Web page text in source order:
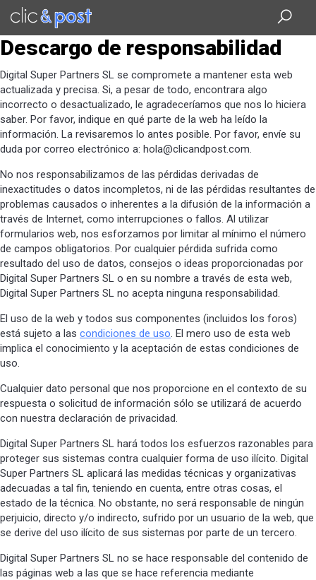
Saltar
contenido
principal
Descargo de responsabilidad
Digital Super Partners SL se compromete a mantener esta web
actualizada y precisa. Si, a pesar de todo, encontrara algo
incorrecto o desactualizado, le agradeceríamos que nos lo hiciera
saber. Por favor, indique en qué parte de la web ha leído la
información. La revisaremos lo antes posible. Por favor, envíe su
duda por correo electrónico a: hola@clicandpost.com.
No nos responsabilizamos de las pérdidas derivadas de
inexactitudes o datos incompletos, ni de las pérdidas resultantes de
problemas causados o inherentes a la difusión de la información a
través de Internet, como interrupciones o fallos. Al utilizar
formularios web, nos esforzamos por limitar al mínimo el número
de campos obligatorios. Por cualquier pérdida sufrida como
resultado del uso de datos, consejos o ideas proporcionadas por
Digital Super Partners SL o en su nombre a través de esta web,
Digital Super Partners SL no acepta ninguna responsabilidad.
El uso de la web y todos sus componentes (incluidos los foros)
está sujeto a las condiciones de uso. El mero uso de esta web
implica el conocimiento y la aceptación de estas condiciones de
uso.
Cualquier dato personal que nos proporcione en el contexto de su
respuesta o solicitud de información sólo se utilizará de acuerdo
con nuestra declaración de privacidad.
Digital Super Partners SL hará todos los esfuerzos razonables para
proteger sus sistemas contra cualquier forma de uso ilícito. Digital
Super Partners SL aplicará las medidas técnicas y organizativas
adecuadas a tal fin, teniendo en cuenta, entre otras cosas, el
estado de la técnica. No obstante, no será responsable de ningún
perjuicio, directo y/o indirecto, sufrido por un usuario de la web, que
se derive del uso ilícito de sus sistemas por parte de un tercero.
Digital Super Partners SL no se hace responsable del contenido de
las páginas web a las que se hace referencia mediante